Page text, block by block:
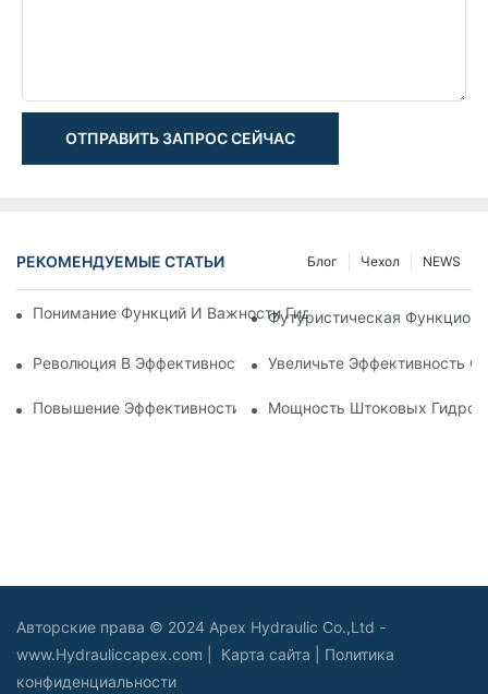
ОТПРАВИТЬ ЗАПРОС СЕЙЧАС
РЕКОМЕНДУЕМЫЕ СТАТЬИ NEWS
Чехол
Блог
Понимание Функций И Важности Гидравлических
Футуристическая
Революция В Эффективности: Электрический
Увеличьте Эффективность
Повышение Эффективности: Преимущества 4-
Мощность Штоковых
Авторские права © 2024 Apex Hydraulic Co.,Ltd -
www.Hydrauliccapex.com | Карта сайта
Политика
конфиденциальности